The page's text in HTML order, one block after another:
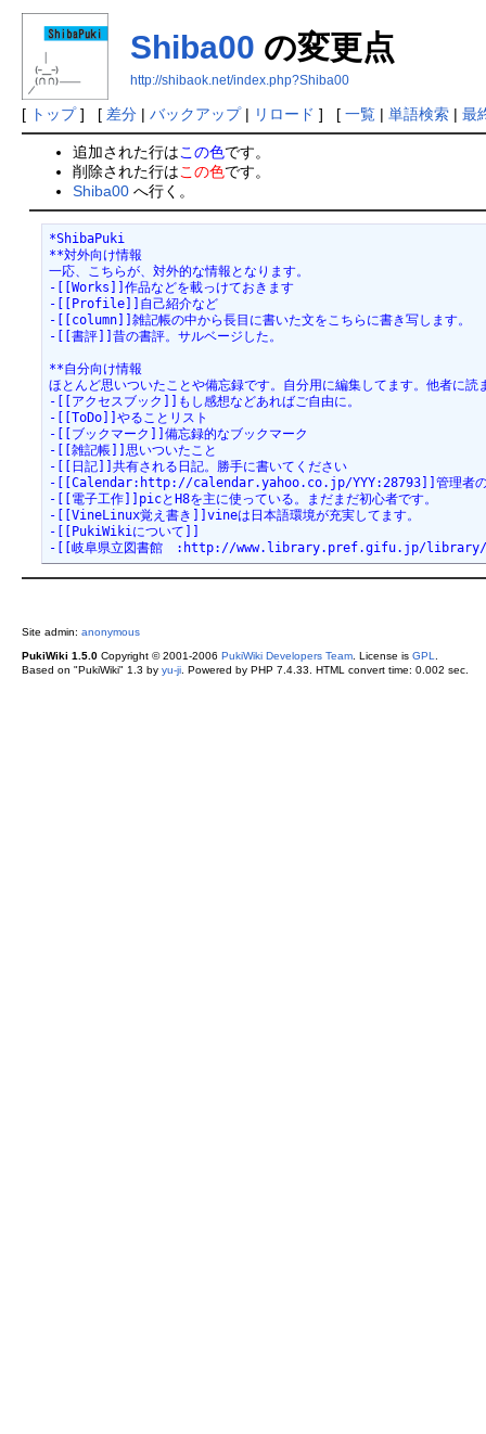
Shiba00 の変更点
http://shibaok.net/index.php?Shiba00
[ トップ] [ 差分| バックアップ| リロード ] [ 一覧| 単語検索| 最
追加された行はこの色です。
削除された行はこの色です。
Shiba00へ行く。
*ShibaPuki
**対外向け情報
一応、こちらが、対外的な情報となります。
-[[Works]]作品などを載っけておきます
-[[Profile]]自己紹介など
-[[column]]雑記帳の中から長目に書いた文をこちらに書き写します。
-[[書評]]昔の書評。サルベージした。
**自分向け情報
ほとんど思いついたことや備忘録です。自分用に編集してます。他者に
-[[アクセスブック]]もし感想などあればご自由に。
-[[ToDo]]やることリスト
-[[ブックマーク]]備忘録的なブックマーク
-[[雑記帳]]思いついたこと
-[[日記]]共有される日記。勝手に書いてください
-[[Calendar:http://calendar.yahoo.co.jp/YYY:28793]]管理者のカレン
-[[電子工作]]picとH8を主に使っている。まだまだ初心者です。
-[[VineLinux覚え書き]]vineは日本語環境が充実してます。
-[[PukiWikiについて]]
-[[岐阜県立図書館　:http://www.library.pref.gifu.jp/library/
Site admin: anonymous
PukiWiki 1.5.0Copyright © 2001-2006 PukiWiki Developers Team. License is GPL
Based on "PukiWiki" 1.3 by yu-ji. Powered by PHP 7.4.33. HTML convert time: 0.002 sec.